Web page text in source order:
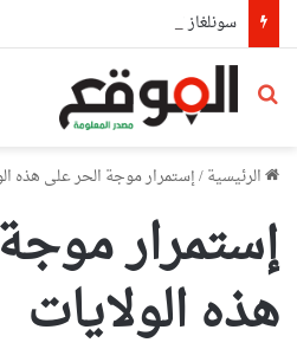
بحث عن
الرئيسية/إستمرار موجة الحر على هذه
إستمرار
هذه الولايات